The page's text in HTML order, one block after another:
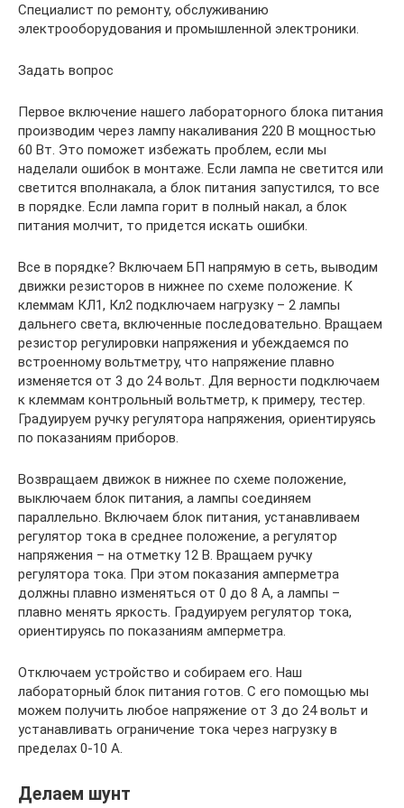
Специалист по ремонту, обслуживанию
электрооборудования и промышленной электроники.
Задать вопрос
Первое включение нашего лабораторного блока питания
производим через лампу накаливания 220 В мощностью
60 Вт. Это поможет избежать проблем, если мы
наделали ошибок в монтаже. Если лампа не светится или
светится вполнакала, а блок питания запустился, то все
в порядке. Если лампа горит в полный накал, а блок
питания молчит, то придется искать ошибки.
Все в порядке? Включаем БП напрямую в сеть, выводим
движки резисторов в нижнее по схеме положение. К
клеммам КЛ1, Кл2 подключаем нагрузку – 2 лампы
дальнего света, включенные последовательно. Вращаем
резистор регулировки напряжения и убеждаемся по
встроенному вольтметру, что напряжение плавно
изменяется от 3 до 24 вольт. Для верности подключаем
к клеммам контрольный вольтметр, к примеру, тестер.
Градуируем ручку регулятора напряжения, ориентируясь
по показаниям приборов.
Возвращаем движок в нижнее по схеме положение,
выключаем блок питания, а лампы соединяем
параллельно. Включаем блок питания, устанавливаем
регулятор тока в среднее положение, а регулятор
напряжения – на отметку 12 В. Вращаем ручку
регулятора тока. При этом показания амперметра
должны плавно изменяться от 0 до 8 А, а лампы –
плавно менять яркость. Градуируем регулятор тока,
ориентируясь по показаниям амперметра.
Отключаем устройство и собираем его. Наш
лабораторный блок питания готов. С его помощью мы
можем получить любое напряжение от 3 до 24 вольт и
устанавливать ограничение тока через нагрузку в
пределах 0-10 А.
Делаем шунт